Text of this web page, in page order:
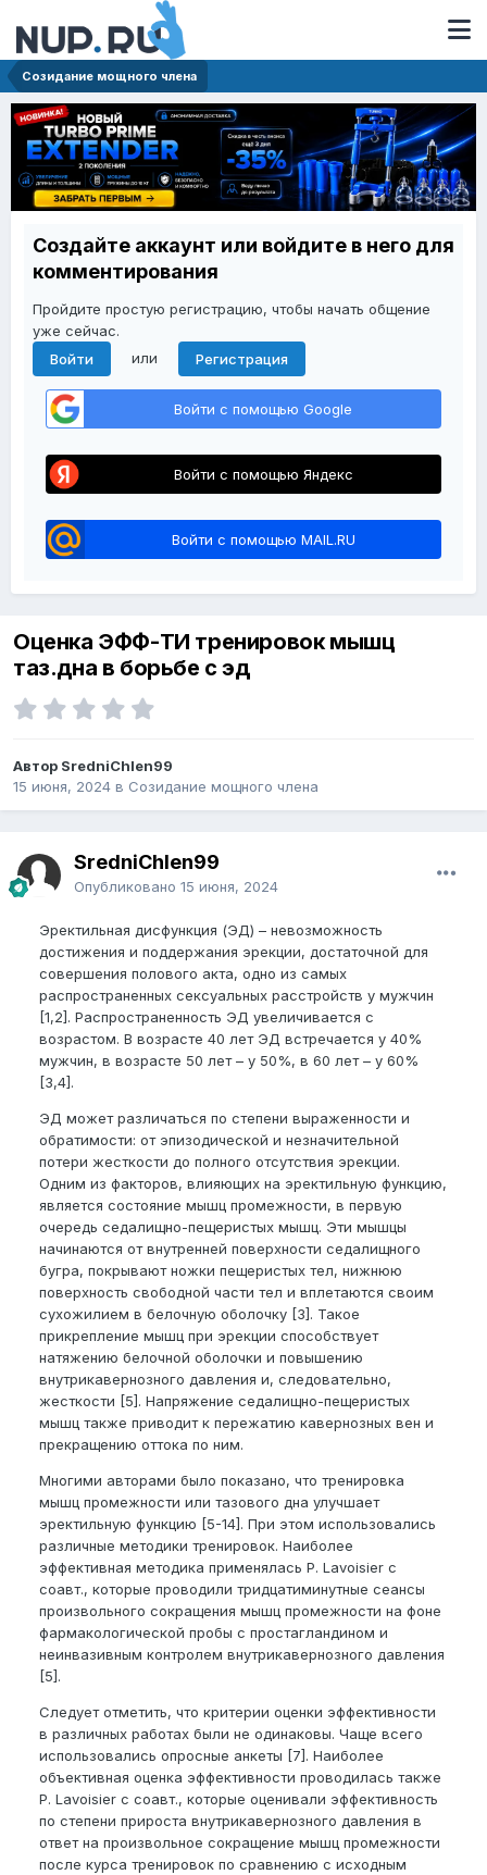
Созидание мощного члена
Создайте аккаунт или войдите в него для
комментирования
Пройдите простую регистрацию, чтобы начать общение
уже сейчас.
Войти
или Регистрация
Войти с помощью Google
Войти с помощью Яндекс
Войти с помощью MAIL.RU
Оценка ЭФФ-ТИ тренировок мышц
таз.дна в борьбе с эд
Автор SredniChlen99
15 июня, 2024 в Созидание мощного члена
SredniChlen99
Опубликовано 15 июня, 2024
Эректильная дисфункция (ЭД) – невозможность
достижения и поддержания эрекции, достаточной для
совершения полового акта, одно из самых
распространенных сексуальных расстройств у мужчин
[1,2]. Распространенность ЭД увеличивается с
возрастом. В возрасте 40 лет ЭД встречается у 40%
мужчин, в возрасте 50 лет – у 50%, в 60 лет – у 60%
[3,4].
ЭД может различаться по степени выраженности и
обратимости: от эпизодической и незначительной
потери жесткости до полного отсутствия эрекции.
Одним из факторов, влияющих на эректильную функцию,
является состояние мышц промежности, в первую
очередь седалищно-пещеристых мышц. Эти мышцы
начинаются от внутренней поверхности седалищного
бугра, покрывают ножки пещеристых тел, нижнюю
поверхность свободной части тел и вплетаются своим
сухожилием в белочную оболочку [3]. Такое
прикрепление мышц при эрекции способствует
натяжению белочной оболочки и повышению
внутрикавернозного давления и, следовательно,
жесткости [5]. Напряжение седалищно-пещеристых
мышц также приводит к пережатию кавернозных вен и
прекращению оттока по ним.
Многими авторами было показано, что тренировка
мышц промежности или тазового дна улучшает
эректильную функцию [5-14]. При этом использовались
различные методики тренировок. Наиболее
эффективная методика применялась P. Lavoisier с
соавт., которые проводили тридцатиминутные сеансы
произвольного сокращения мышц промежности на фоне
фармакологической пробы с простагландином и
неинвазивным контролем внутрикавернозного давления
[5].
Следует отметить, что критерии оценки эффективности
в различных работах были не одинаковы. Чаще всего
использовались опросные анкеты [7]. Наиболее
объективная оценка эффективности проводилась также
P. Lavoisier с соавт., которые оценивали эффективность
по степени прироста внутрикавернозного давления в
ответ на произвольное сокращение мышц промежности
после курса тренировок по сравнению с исходным